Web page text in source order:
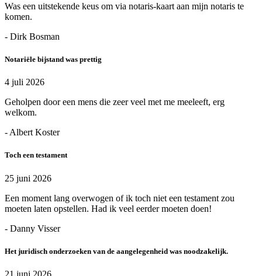
Was een uitstekende keus om via notaris-kaart aan mijn notaris te
komen.
- Dirk Bosman
Notariële bijstand was prettig
4 juli 2026
Geholpen door een mens die zeer veel met me meeleeft, erg
welkom.
- Albert Koster
Toch een testament
25 juni 2026
Een moment lang overwogen of ik toch niet een testament zou
moeten laten opstellen. Had ik veel eerder moeten doen!
- Danny Visser
Het juridisch onderzoeken van de aangelegenheid was noodzakelijk.
21 juni 2026